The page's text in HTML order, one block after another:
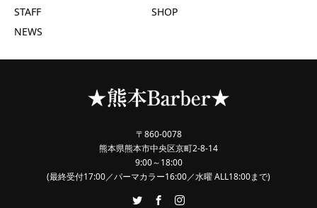
STAFF
NEWS
SHOP
〒860-0078
熊本県熊本市中央区京町2-8-14
9:00～18:00
(最終受付17:00／パーマカラー16:00／水曜 ALL18:00まで)